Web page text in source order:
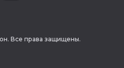
Все права защищены.